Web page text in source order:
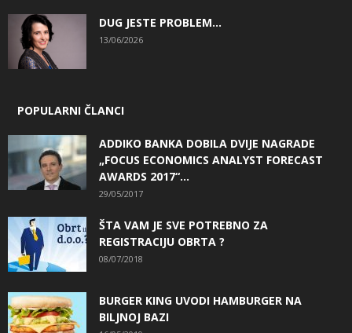
DUG JESTE PROBLEM…
13/06/2026
POPULARNI ČLANCI
ADDIKO BANKA DOBILA DVIJE NAGRADE
„FOCUS ECONOMICS ANALYST FORECAST
AWARDS 2017“...
29/05/2017
ŠTA VAM JE SVE POTREBNO ZA
REGISTRACIJU OBRTA ?
08/07/2018
BURGER KING UVODI HAMBURGER NA
BILJNOJ BAZI